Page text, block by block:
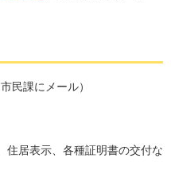
市民課にメール）
住居表示、各種証明書の交付な